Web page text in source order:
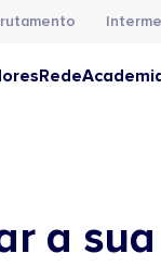
Rede
a sua